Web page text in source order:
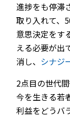
進捗をも停滞
取り入れて、
意思決定をす
える必要が出
消し、 シナジ
2点目の世代
今を生きる若
利益をどうバ